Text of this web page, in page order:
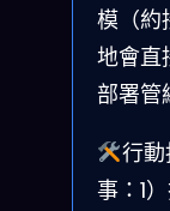
模（約
地會直
部署管
行
事：1